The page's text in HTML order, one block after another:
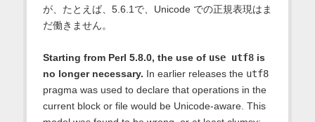
が、たとえば、5.6.1で、Unicode での正規表現はま
だ働きません。
Starting from Perl 5.8.0, the use of use utf8is
no longer necessary. In earlier releases the utf8
pragma was used to declare that operations in the
current block or file would be Unicode-aware. This